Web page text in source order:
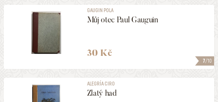
7/10
GAUGIN POLA
Můj otec Paul Gauguin
30 Kč
ALEGRÍA CIRO
Zlatý had